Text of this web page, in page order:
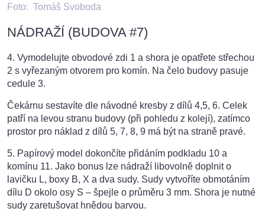
Foto: Tomáš Svoboda
NÁDRAŽÍ (BUDOVA #7)
4. Vymodelujte obvodové zdi 1 a shora je opatřete střechou
2 s vyřezaným otvorem pro komín. Na čelo budovy pasuje
cedule 3.
Čekárnu sestavíte dle návodné kresby z dílů 4,5, 6. Celek
patří na levou stranu budovy (při pohledu z kolejí), zatímco
prostor pro náklad z dílů 5, 7, 8, 9 má být na straně pravé.
5. Papírový model dokončíte přidáním podkladu 10 a
komínu 11. Jako bonus lze nádraží libovolně doplnit o
lavičku L, boxy B, X a dva sudy. Sudy vytvoříte obmotáním
dílu D okolo osy S – špejle o průměru 3 mm. Shora je nutné
sudy zaretušovat hnědou barvou.